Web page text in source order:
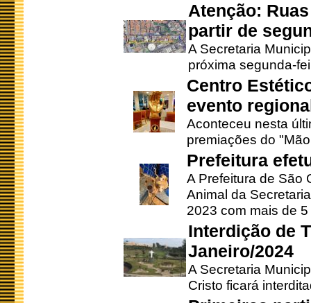
Atenção:
partir de
A Secretaria
próxima segunda-
Centro
evento
Aconteceu nesta
premiações do
Prefeitura
A Prefeitura de São
Animal da
2023 com mais de 5
Interdição de
Janeiro/2024
A Secretaria
Cristo ficará